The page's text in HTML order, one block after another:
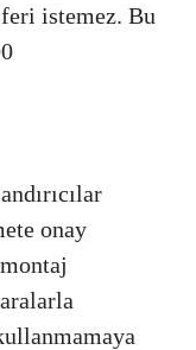
istemez. Bu
onay